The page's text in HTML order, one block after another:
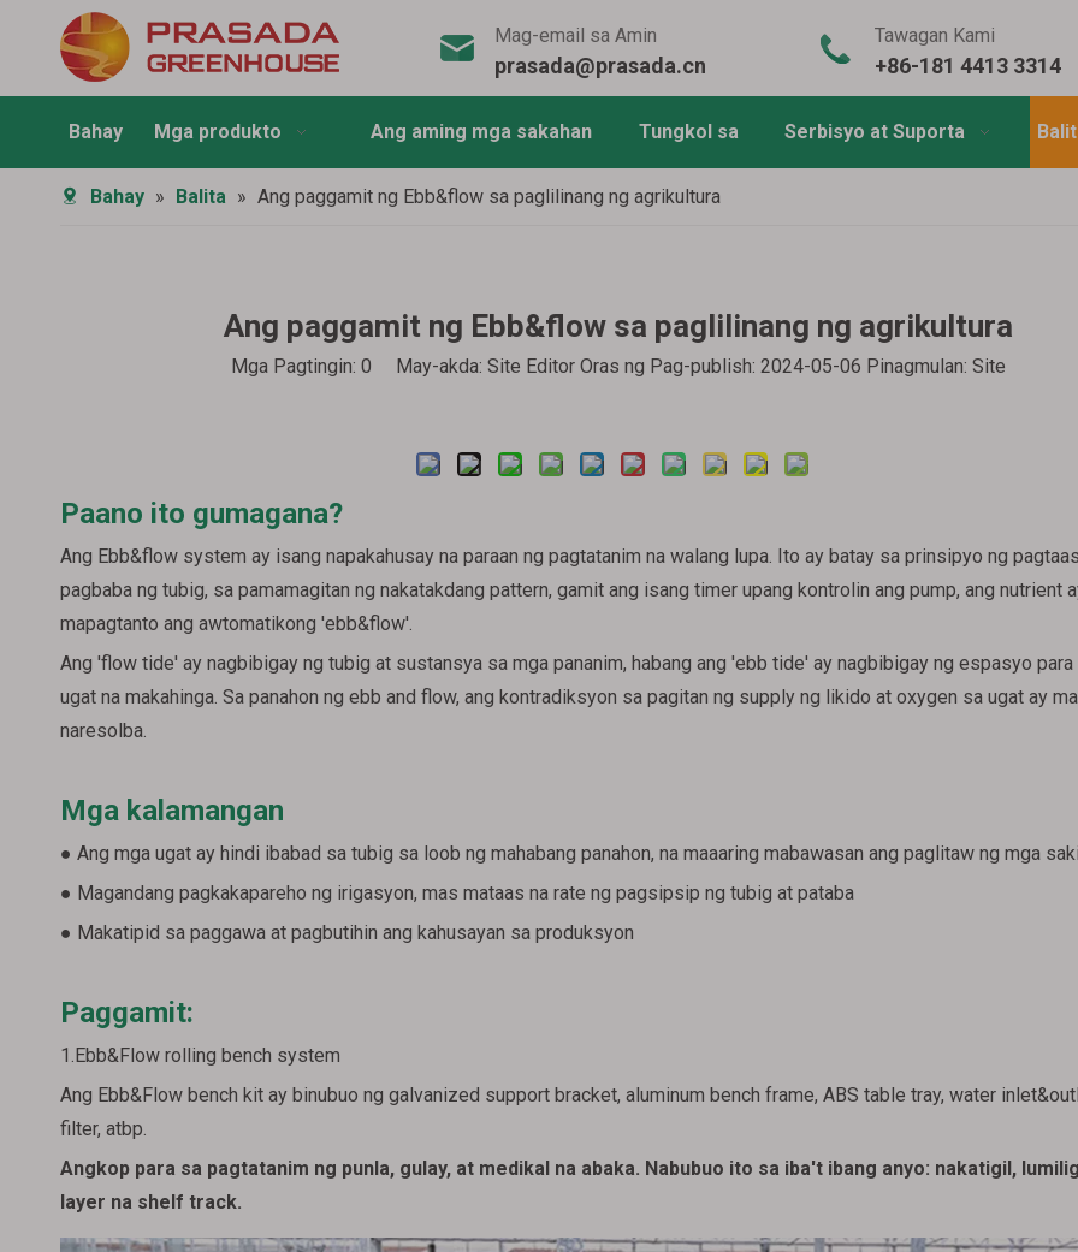
Mag-email sa Amin
prasada@prasada.cn
Tawagan Kami
+86-181 4413 3314
Bahay Mga produkto Ang aming mga sakahan Tungkol sa Serbisyo at Suporta
Bahay » Balita » Ang paggamit ng Ebb&flow sa paglilinang ng agrikultura
Ang paggamit ng Ebb&flow sa paglilinang ng agrikultura
Mga Pagtingin: 0 May-akda: Site Editor Oras ng Pag-publish: 2024-05-06 Pinagmulan: Site
Paano ito gumagana?
Ang Ebb&flow system ay isang napakahusay na paraan ng pagtatanim na walang lupa. Ito ay batay sa prinsipyo ng
pagbaba ng tubig, sa pamamagitan ng nakatakdang pattern, gamit ang isang timer upang kontrolin ang pump, ang nutrient
mapagtanto ang awtomatikong 'ebb&flow'.
Ang 'flow tide' ay nagbibigay ng tubig at sustansya sa mga pananim, habang ang 'ebb tide' ay nagbibigay ng espasyo para
ugat na makahinga. Sa panahon ng ebb and flow, ang kontradiksyon sa pagitan ng supply ng likido at oxygen sa ugat ay
naresolba.
Mga kalamangan
● Ang mga ugat ay hindi ibabad sa tubig sa loob ng mahabang panahon, na maaaring mabawasan ang paglitaw ng mga
● Magandang pagkakapareho ng irigasyon, mas mataas na rate ng pagsipsip ng tubig at pataba
● Makatipid sa paggawa at pagbutihin ang kahusayan sa produksyon
Paggamit:
1.Ebb&Flow rolling bench system
Ang Ebb&Flow bench kit ay binubuo ng galvanized support bracket, aluminum bench frame, ABS table tray, water
filter, atbp.
Angkop para sa pagtatanim ng punla, gulay, at medikal na abaka. Nabubuo ito sa iba't ibang anyo: nakatigil,
layer na shelf track.